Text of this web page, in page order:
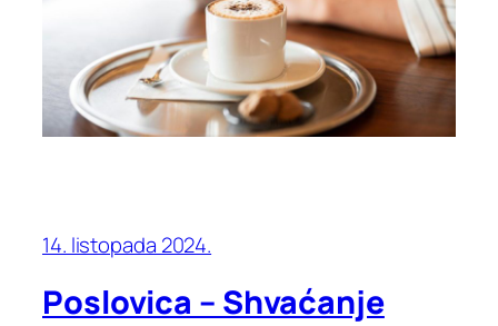
14. listopada 2024.
Poslovica – Shvaćanje